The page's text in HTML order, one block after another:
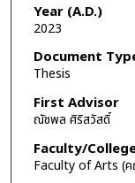
Year (A.D.)
2023
Document
Thesis
First Advisor
ณัชพล ศิริสวัสดิ์
Faculty/
Faculty of Arts (ค